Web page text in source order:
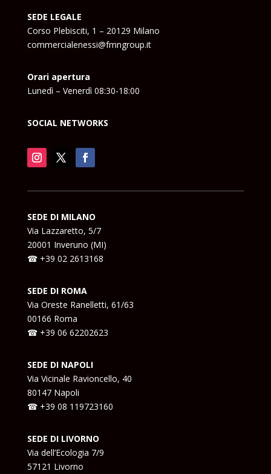
SEDE LEGALE
Corso Plebisciti, 1 – 20129 Milano
commercialenessi@fmngroup.it
Orari apertura
Lunedì – Venerdì 08:30-18:00
SOCIAL NETWORKS
SEDE DI MILANO
Via Lazzaretto, 5/7
20001 Inveruno (MI)
☎ +39 02 2613168
SEDE DI ROMA
Via Oreste Ranelletti, 61/63
00166 Roma
☎ +39 06 62202623
SEDE DI NAPOLI
Via Vicinale Ravioncello, 40
80147 Napoli
☎ +39 08 119723160
SEDE DI LIVORNO
Via dell’Ecologia 7/9
57121 Livorno